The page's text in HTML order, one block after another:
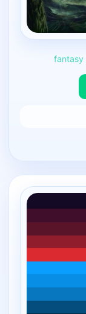
fantasy